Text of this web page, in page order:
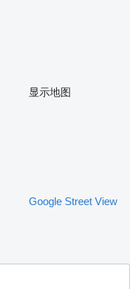
显示地图
Google Street View